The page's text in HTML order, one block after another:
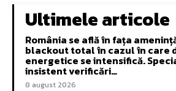
Ultimele articole
România se află în fața
blackout total în cazul în care
energetice se intensifică.
insistent verificări…
8 august 2026